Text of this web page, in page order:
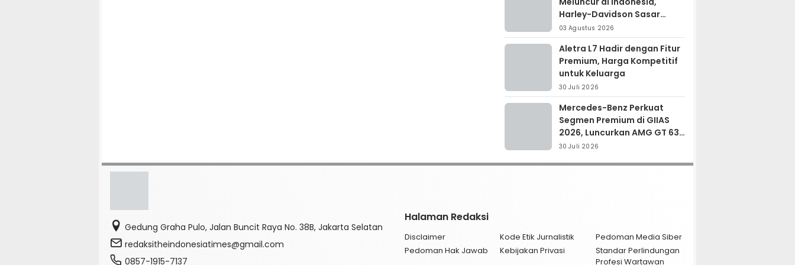
Harley-Davidson Sasar
Kolektor Motor Premium
03 Agustus 2026
Aletra L7 Hadir dengan Fitur
Premium, Harga Kompetitif
untuk Keluarga
30 Juli 2026
Mercedes-Benz Perkuat
Segmen Premium di GIIAS
2026, Luncurkan AMG GT 63
PRO dan GLC 200
30 Juli 2026
Gedung Graha Pulo, Jalan Buncit Raya No. 38B, Jakarta Selatan
redaksitheindonesiatimes@gmail.com
0857-1915-7137
Halaman Redaksi
Disclaimer Kode Etik Jurnalistik
Pedoman Media Siber
Pedoman Hak Jawab
Kebijakan Privasi
Standar Perlindungan
Profesi Wartawan